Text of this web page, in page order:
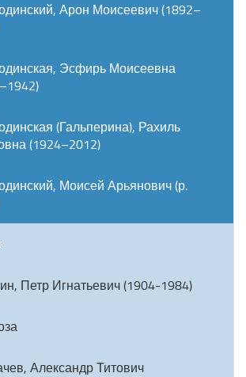
Арон Моисеевич (1892–
Эсфирь Моисеевна
(Гальперина), Рахиль
(1924–2012)
Моисей Арьянович (р.
Петр Игнатьевич (1904-1984)
Александр Титович